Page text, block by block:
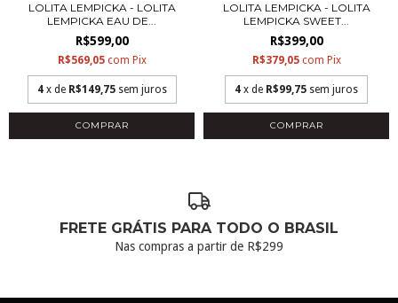
LOLITA LEMPICKA - LOLITA
LEMPICKA EAU DE...
R$599,00
R$569,05 com Pix
4 x de R$149,75 sem juros
COMPRAR
LOLITA LEMPICKA - LOLITA
LEMPICKA SWEET...
R$399,00
R$379,05 com Pix
4 x de R$99,75 sem juros
COMPRAR
FRETE GRÁTIS PARA TODO O BRASIL
Nas compras a partir de R$299